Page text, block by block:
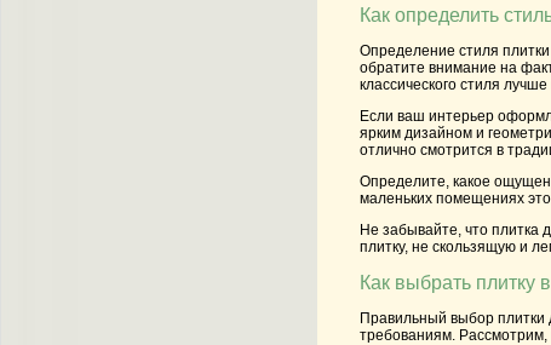
Как определить
Определение стиля
обратите внимание на
классического стиля
Если ваш интерьер
ярким дизайном и
отлично смотрится в
Определите, какое
маленьких помещениях
Не забывайте, что плитка
плитку, не скользящую и
Как выбрать плитку
Правильный выбор плитки
требованиям. Рассмотрим,